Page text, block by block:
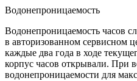
Водонепроницаемость
Водонепроницаемость часов
в авторизованном сервисном
каждые два года в ходе
корпус часов открывали. При
водонепроницаемости для